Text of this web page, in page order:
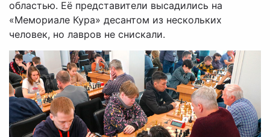
областью. Её представители высадились на
«Мемориале Кура» десантом из нескольких
человек, но лавров не снискали.